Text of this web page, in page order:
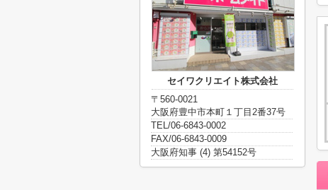
セイワクリエイト株式会社
〒560-0021
大阪府豊中市本町１丁目2番37号
TEL/06-6843-0002
FAX/06-6843-0009
大阪府知事 (4) 第54152号